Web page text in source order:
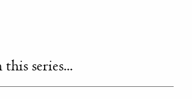
series...